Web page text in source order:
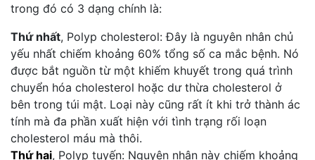
trong đó có 3 dạng chính là:
Thứ nhất, Polyp cholesterol: Đây là nguyên nhân chủ
yếu nhất chiếm khoảng 60% tổng số ca mắc bệnh. Nó
được bắt nguồn từ một khiếm khuyết trong quá trình
chuyển hóa cholesterol hoặc dư thừa cholesterol ở
bên trong túi mật. Loại này cũng rất ít khi trở thành ác
tính mà đa phần xuất hiện với tình trạng rối loạn
cholesterol máu mà thôi.
Thứ hai, Polyp tuyến: Nguyên nhân này chiếm khoảng